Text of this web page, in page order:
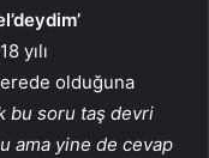
yılı
olduğuna
bu soru taş devri
ama yine de cevap